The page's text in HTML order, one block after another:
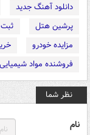
دانلود آهنگ جدید
پرشین هتل
ثبت
مزایده خودرو
فروشنده مواد شیمیایی
نظر شما
نام